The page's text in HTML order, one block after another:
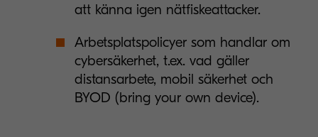
att känna igen nätfiskeattacker.
Arbetsplatspolicyer som handlar om
cybersäkerhet, t.ex. vad gäller
distansarbete, mobil säkerhet och
BYOD (bring your own device).